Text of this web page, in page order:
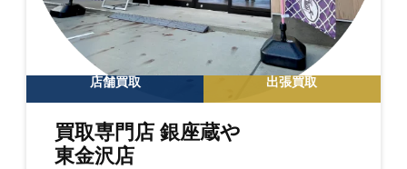
店舗買取 出張買取
買取専門店 銀座蔵や
東金沢店